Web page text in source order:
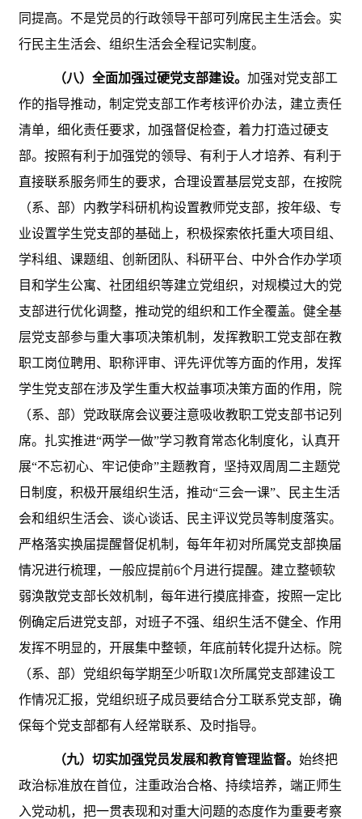
同提高。不是党员的行政领导干部可列席民主生活会。实
行民主生活会、组织生活会全程记实制度。
（八）全面加强过硬党支部建设。加强对党支部工
作的指导推动，制定党支部工作考核评价办法，建立责任
清单，细化责任要求，加强督促检查，着力打造过硬支
部。按照有利于加强党的领导、有利于人才培养、有利于
直接联系服务师生的要求，合理设置基层党支部，在按院
（系、部）内教学科研机构设置教师党支部，按年级、专
业设置学生党支部的基础上，积极探索依托重大项目组、
学科组、课题组、创新团队、科研平台、中外合作办学项
目和学生公寓、社团组织等建立党组织，对规模过大的党
支部进行优化调整，推动党的组织和工作全覆盖。健全基
层党支部参与重大事项决策机制，发挥教职工党支部在教
职工岗位聘用、职称评审、评先评优等方面的作用，发挥
学生党支部在涉及学生重大权益事项决策方面的作用，院
（系、部）党政联席会议要注意吸收教职工党支部书记列
席。扎实推进“两学一做”学习教育常态化制度化，认真开
展“不忘初心、牢记使命”主题教育，坚持双周周二主题党
日制度，积极开展组织生活，推动“三会一课”、民主生活
会和组织生活会、谈心谈话、民主评议党员等制度落实。
严格落实换届提醒督促机制，每年年初对所属党支部换届
情况进行梳理，一般应提前6个月进行提醒。建立整顿软
弱涣散党支部长效机制，每年进行摸底排查，按照一定比
例确定后进党支部，对班子不强、组织生活不健全、作用
发挥不明显的，开展集中整顿，年底前转化提升达标。院
（系、部）党组织每学期至少听取1次所属党支部建设工
作情况汇报，党组织班子成员要结合分工联系党支部，确
保每个党支部都有人经常联系、及时指导。
（九）切实加强党员发展和教育管理监督。始终把
政治标准放在首位，注重政治合格、持续培养，端正师生
入党动机，把一贯表现和对重大问题的态度作为重要考察